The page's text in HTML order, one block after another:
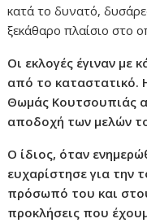
κατά το δυνατό,
ξεκάθαρο πλαίσιο στο
Οι εκλογές έγιναν με
από το καταστατικό.
Θωμάς Κουτσουπιάς
αποδοχή των μελών
Ο ίδιος, όταν
ευχαρίστησε για την
πρόσωπό του και
προκλήσεις που